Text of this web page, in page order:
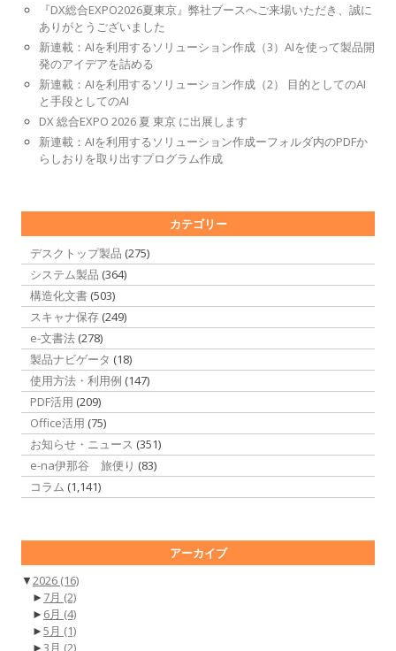
『DX総合EXPO2026夏東京』弊社ブースへご来場いただき、誠に
ありがとうございました
新連載：AIを利用するソリューション作成（3）AIを使って製品開
発のアイデアを詰める
新連載：AIを利用するソリューション作成（2） 目的としてのAI
と手段としてのAI
DX 総合EXPO 2026 夏 東京 に出展します
新連載：AIを利用するソリューション作成ーフォルダ内のPDFか
らしおりを取り出すプログラム作成
カテゴリー
デスクトップ製品 (275)
システム製品 (364)
構造化文書 (503)
スキャナ保存 (249)
e-文書法 (278)
製品ナビゲータ (18)
使用方法・利用例 (147)
PDF活用 (209)
Office活用 (75)
お知らせ・ニュース (351)
e-na伊那谷 旅便り (83)
コラム (1,141)
アーカイブ
▼2026 (16)
► 7月 (2)
► 6月 (4)
►5月 (1)
►3月 (2)